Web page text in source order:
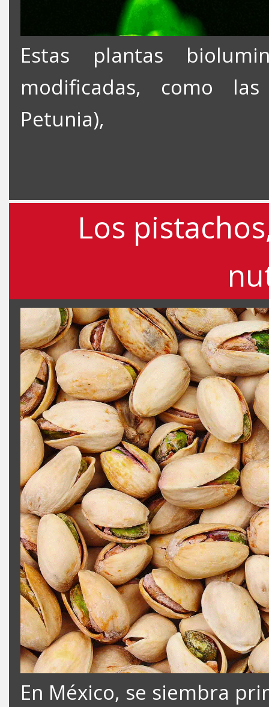
Estas plantas
modificadas, como
Petunia),
Los
En México, se siembra